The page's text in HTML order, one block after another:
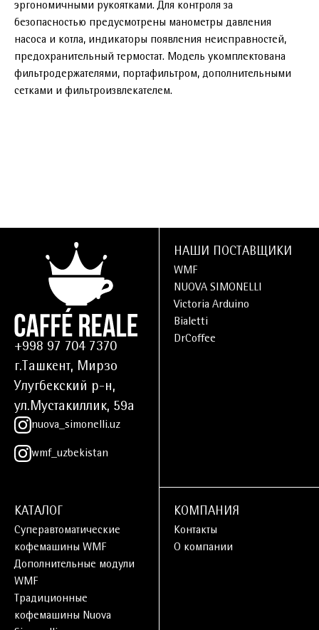
эргономичными рукоятками. Для контроля за
безопасностью предусмотрены манометры давления
насоса и котла, индикаторы появления неисправностей,
предохранительный термостат. Модель укомплектована
фильтродержателями, портафильтром, дополнительными
сетками и фильтроизвлекателем.
+998 97 704 7370
г.Ташкент, Мирзо
Улугбекский р-н,
ул.Мустакиллик, 59а
nuova_simonelli.uz
wmf_uzbekistan
НАШИ ПОСТАВЩИКИ
WMF
NUOVA SIMONELLI
Victoria Arduino
Bialetti
DrCoffee
КАТАЛОГ
Суперавтоматические
кофемашины WMF
Дополнительные модули
WMF
Традиционные
кофемашины Nuova
КОМПАНИЯ
Контакты
О компании